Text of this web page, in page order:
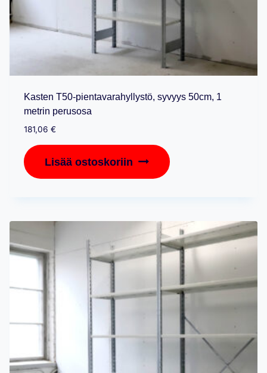
Kasten T50-pientavarahyllystö, syvyys 50cm, 1
metrin perusosa
181,06 €
Lisää ostoskoriin